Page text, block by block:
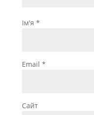
Ім'я *
Email *
Сайт